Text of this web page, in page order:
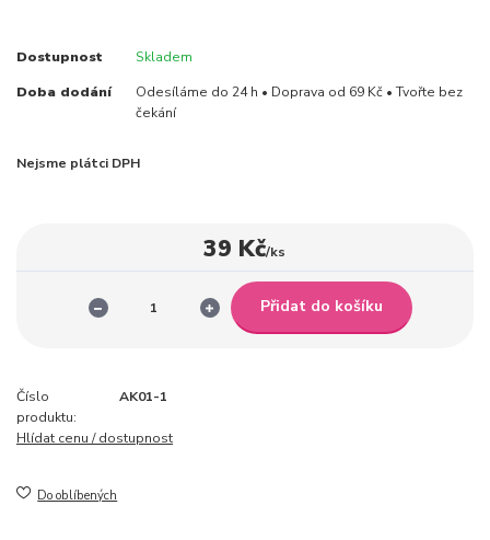
Dostupnost Skladem
Doba dodání
Odesíláme do 24 h • Doprava od 69 Kč • Tvořte bez
čekání
Nejsme plátci DPH
39 Kč/ks
Přidat do košíku
Číslo
produktu:
AK01-1
Hlídat cenu / dostupnost
Do oblíbených